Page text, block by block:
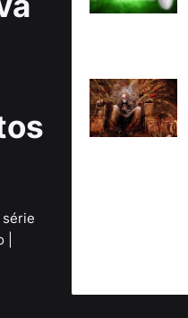
série